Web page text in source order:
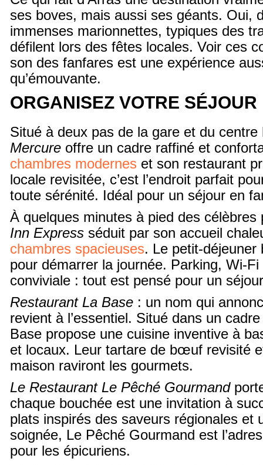
ses boves, mais aussi ses géants. Oui,
immenses marionnettes, typiques des
défilent lors des fêtes locales. Voir ces
son des fanfares est une expérience
qu’émouvante.
ORGANISEZ VOTRE SÉJOUR
Situé à deux pas de la gare et du
Mercure offre un cadre raffiné et
chambres modernes et son restaurant
locale revisitée, c’est l’endroit parfait
toute sérénité. Idéal pour un séjour en
À quelques minutes à pied des
Inn Express séduit par son accueil
chambres spacieuses. Le petit-déjeuner
pour démarrer la journée. Parking, Wi-
conviviale : tout est pensé pour un
Restaurant La Base : un nom qui
revient à l’essentiel. Situé dans un
Base propose une cuisine inventive à
et locaux. Leur tartare de bœuf revisité
maison raviront les gourmets.
Le Restaurant Le Pêché Gourmand
chaque bouchée est une invitation à
plats inspirés des saveurs régionales et
soignée, Le Pêché Gourmand est
pour les épicuriens.